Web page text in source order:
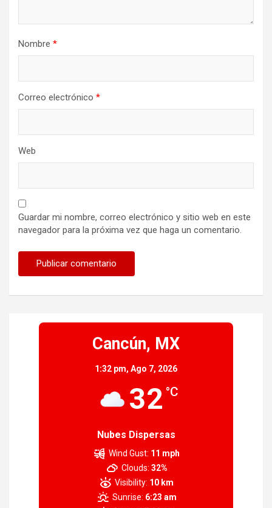
Nombre *
Correo electrónico *
Web
Guardar mi nombre, correo electrónico y sitio web en este
navegador para la próxima vez que haga un comentario.
Cancún, MX
1:32 pm, Ago 7, 2026
32 °C
Nubes Dispersas
Wind Gust: 11 mph
Clouds: 32%
Visibility: 10 km
Sunrise: 6:23 am